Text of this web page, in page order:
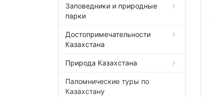
Заповедники и природные
парки
Достопримечательности
Казахстана
Природа Казахстана
Паломнические туры по
Казахстану